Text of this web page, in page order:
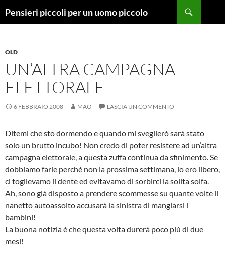
Pensieri piccoli per un uomo piccolo
OLD
UN’ALTRA CAMPAGNA
ELETTORALE
6 FEBBRAIO 2008 MAO LASCIA UN COMMENTO
Ditemi che sto dormendo e quando mi sveglierò sarà stato
solo un brutto incubo! Non credo di poter resistere ad un’altra
campagna elettorale, a questa zuffa continua da sfinimento. Se
dobbiamo farle perchè non la prossima settimana, io ero libero,
ci toglievamo il dente ed evitavamo di sorbirci la solita solfa.
Ah, sono già disposto a prendere scommesse su quante volte il
nanetto autoassolto accusarà la sinistra di mangiarsi i
bambini!
La buona notizia è che questa volta durerà poco più di due
mesi!